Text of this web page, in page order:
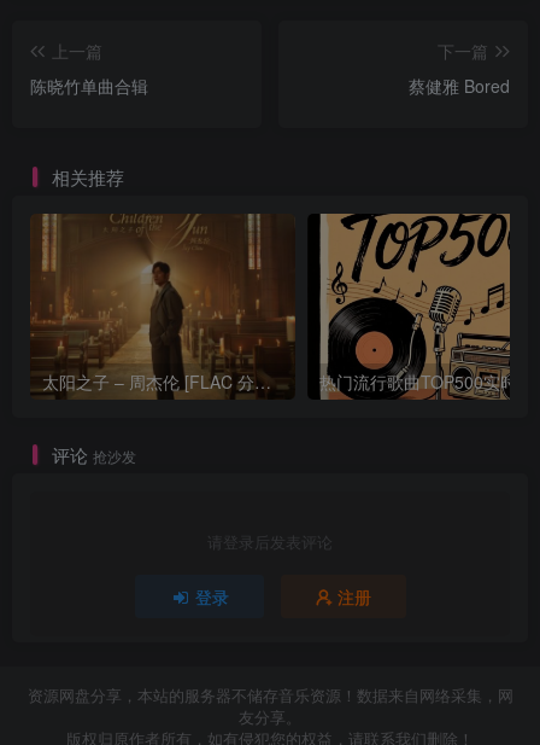
上一篇
陈晓竹单曲合辑
下一篇
蔡健雅 Bored
相关推荐
太阳之子 – 周杰伦 [FLAC 分轨 192Khz 24bit]
评论 抢沙发
请登录后发表评论
登录 注册
资源网盘分享，本站的服务器不储存音乐资源！数据来自网络采集，网
友分享。
版权归原作者所有，如有侵犯您的权益，请联系我们删除！